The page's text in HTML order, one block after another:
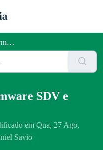
SDV e
em Qua, 27 Ago,
Savio